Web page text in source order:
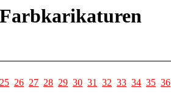
25 26 27 28 29 30 31 32 33 34 35 36